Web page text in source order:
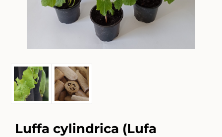
Luffa cylindrica (Lufa